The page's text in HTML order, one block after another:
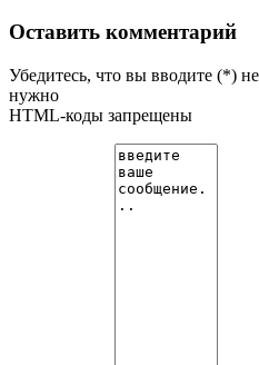
Оставить комментарий
Убедитесь, что вы вводите (*)
нужно
HTML-коды запрещены